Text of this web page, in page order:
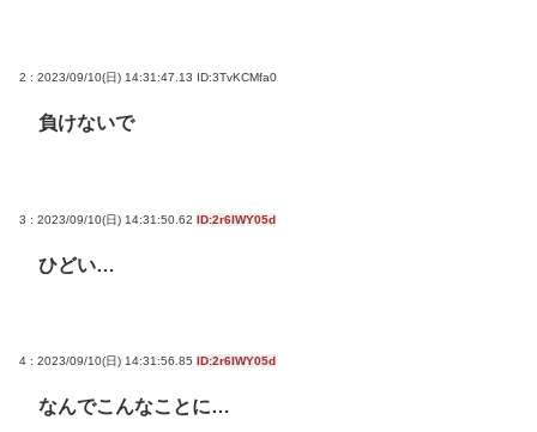
2 : 2023/09/10(日) 14:31:47.13 ID:3TvKCMfa0
負けないで
3 : 2023/09/10(日) 14:31:50.62 ID:2r6IWY05d
ひどい…
4 : 2023/09/10(日) 14:31:56.85 ID:2r6IWY05d
なんでこんなことに…